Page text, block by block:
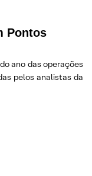
Pontos
ano das operações
pelos analistas da